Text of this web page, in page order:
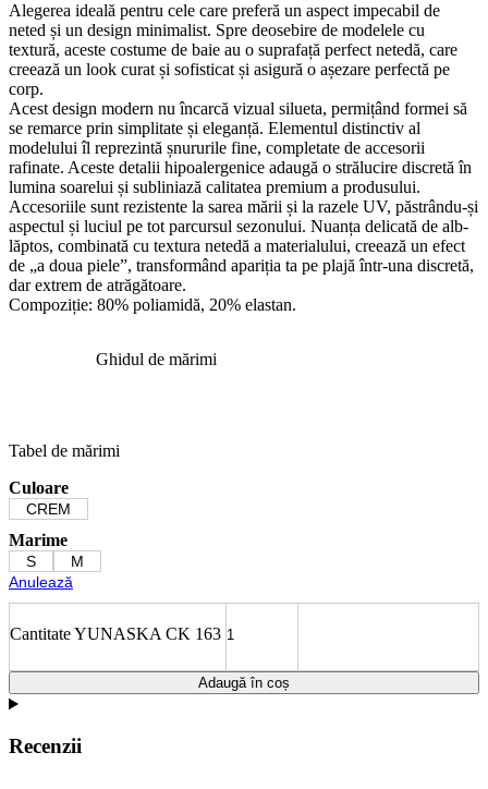
Alegerea ideală pentru cele care preferă un aspect impecabil de
neted și un design minimalist. Spre deosebire de modelele cu
textură, aceste costume de baie au o suprafață perfect netedă, care
creează un look curat și sofisticat și asigură o așezare perfectă pe
corp.
Acest design modern nu încarcă vizual silueta, permițând formei să
se remarce prin simplitate și eleganță. Elementul distinctiv al
modelului îl reprezintă șnururile fine, completate de accesorii
rafinate. Aceste detalii hipoalergenice adaugă o strălucire discretă în
lumina soarelui și subliniază calitatea premium a produsului.
Accesoriile sunt rezistente la sarea mării și la razele UV, păstrându-și
aspectul și luciul pe tot parcursul sezonului. Nuanța delicată de alb-
lăptos, combinată cu textura netedă a materialului, creează un efect
de „a doua piele”, transformând apariția ta pe plajă într-una discretă,
dar extrem de atrăgătoare.
Compoziție: 80% poliamidă, 20% elastan.
Ghidul de mărimi
Tabel de mărimi
Culoare
CREM
Marime
S
M
Anulează
Cantitate YUNASKA CK 163
Adaugă în coș
Recenzii